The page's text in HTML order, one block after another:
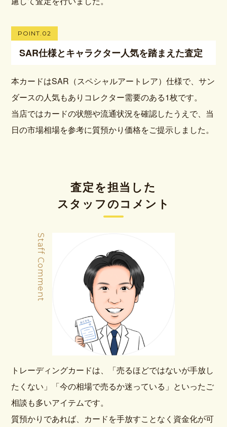
POINT.02
SAR仕様とキャラクター人気を踏まえた査定
本カードはSAR（スペシャルアートレア）仕様で、サン
ダースの人気もありコレクター需要のある1枚です。
当店ではカードの状態や流通状況を確認したうえで、当
日の市場相場を参考に質預かり価格をご提示しました。
査定を担当した
スタッフのコメント
Staff Comment
トレーディングカードは、「売るほどではないが手放し
たくない」「今の相場で売るか迷っている」といったご
相談も多いアイテムです。
質預かりであれば、カードを手放すことなく資金化が可